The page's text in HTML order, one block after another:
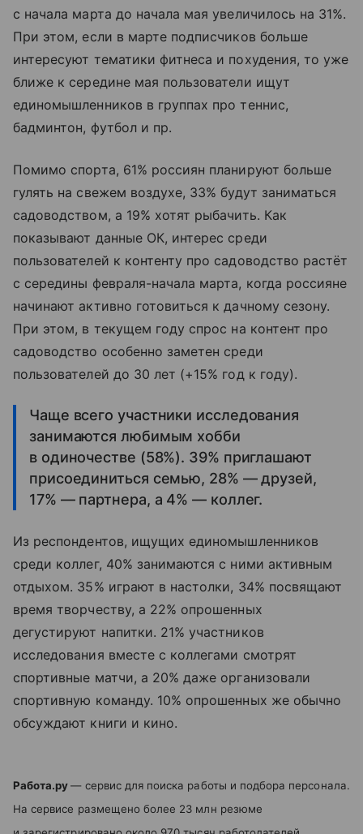
с начала марта до начала мая увеличилось на 31%.
При этом, если в марте подписчиков больше
интересуют тематики фитнеса и похудения, то уже
ближе к середине мая пользователи ищут
единомышленников в группах про теннис,
бадминтон, футбол и пр.
Помимо спорта, 61% россиян планируют больше
гулять на свежем воздухе, 33% будут заниматься
садоводством, а 19% хотят рыбачить. Как
показывают данные ОК, интерес среди
пользователей к контенту про садоводство растёт
с середины февраля-начала марта, когда россияне
начинают активно готовиться к дачному сезону.
При этом, в текущем году спрос на контент про
садоводство особенно заметен среди
пользователей до 30 лет (+15% год к году).
Чаще всего участники исследования
занимаются любимым хобби
в одиночестве (58%). 39% приглашают
присоединиться семью, 28% — друзей,
17% — партнера, а 4% — коллег.
Из респондентов, ищущих единомышленников
среди коллег, 40% занимаются с ними активным
отдыхом. 35% играют в настолки, 34% посвящают
время творчеству, а 22% опрошенных
дегустируют напитки. 21% участников
исследования вместе с коллегами смотрят
спортивные матчи, а 20% даже организовали
спортивную команду. 10% опрошенных же обычно
обсуждают книги и кино.
Работа.ру— сервис для поиска работы и подбора персонала.
На сервисе размещено более 23 млн резюме